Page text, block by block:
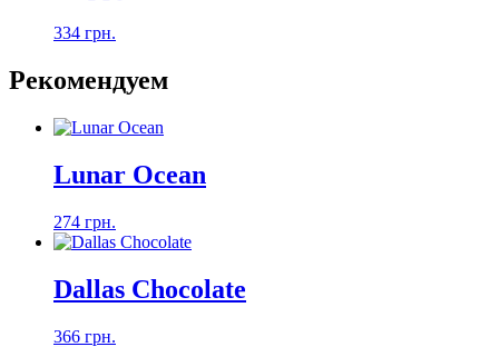
334 грн.
Рекомендуем
Lunar Ocean
274 грн.
Dallas Chocolate
366 грн.